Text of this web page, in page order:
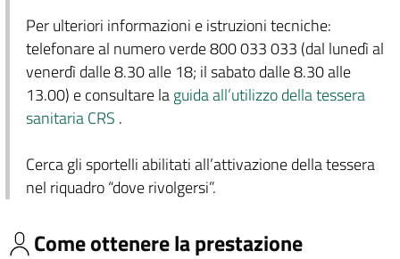
Per ulteriori informazioni e istruzioni tecniche:
telefonare al numero verde 800 033 033 (dal lunedì al
venerdì dalle 8.30 alle 18; il sabato dalle 8.30 alle
13.00) e consultare laguida all’utilizzo della tessera
sanitaria CRS .
Cerca gli sportelli abilitati all’attivazione della tessera
nel riquadro “dove rivolgersi”.
Come ottenere la prestazione